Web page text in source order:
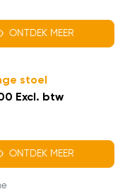
ONTDEK MEER
stoel
Excl. btw
ONTDEK MEER